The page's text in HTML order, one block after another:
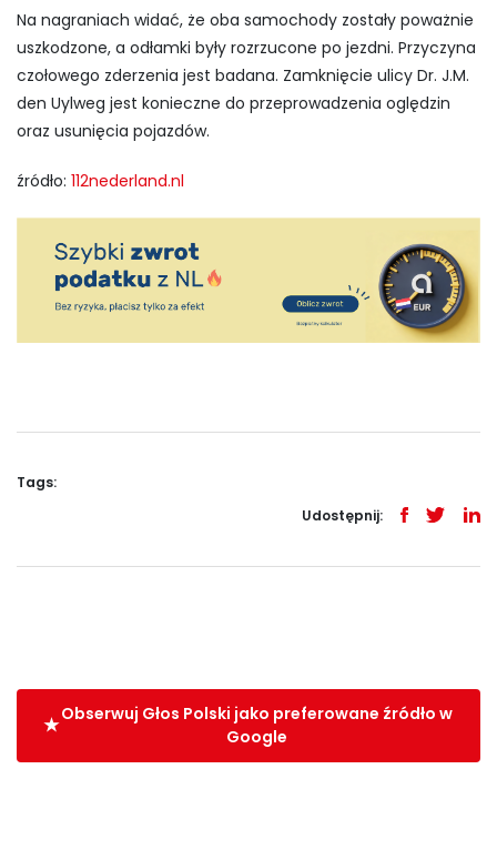
Na nagraniach widać, że oba samochody zostały poważnie
uszkodzone, a odłamki były rozrzucone po jezdni. Przyczyna
czołowego zderzenia jest badana. Zamknięcie ulicy Dr. J.M.
den Uylweg jest konieczne do przeprowadzenia oględzin
oraz usunięcia pojazdów.
źródło: 112nederland.nl
Tags:
Udostępnij:
Obserwuj Głos Polski jako preferowane źródło w
Google